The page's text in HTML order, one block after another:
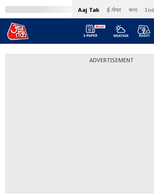
Aaj Tak ई-पेपर বাংলা
ADVERTISEMENT